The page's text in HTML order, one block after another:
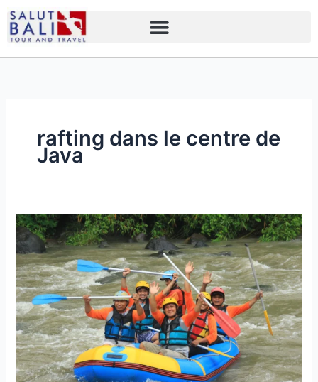
Skip
content
rafting dans le centre de
Java
Exploration
de
7
endroits
pour
faire
du
rafting
dans
le